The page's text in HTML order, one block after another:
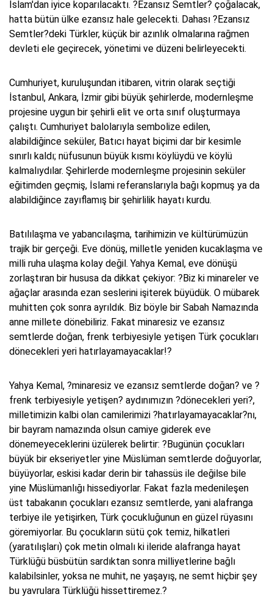
İslam'dan iyice koparılacaktı. ?Ezansız Semtler? çoğalacak,
hatta bütün ülke ezansız hale gelecekti. Dahası ?Ezansız
Semtler?deki Türkler, küçük bir azınlık olmalarına rağmen
devleti ele geçirecek, yönetimi ve düzeni belirleyecekti.
Cumhuriyet, kuruluşundan itibaren, vitrin olarak seçtiği
İstanbul, Ankara, İzmir gibi büyük şehirlerde, modernleşme
projesine uygun bir şehirli elit ve orta sınıf oluşturmaya
çalıştı. Cumhuriyet balolarıyla sembolize edilen,
alabildiğince seküler, Batıcı hayat biçimi dar bir kesimle
sınırlı kaldı; nüfusunun büyük kısmı köylüydü ve köylü
kalmalıydılar. Şehirlerde modernleşme projesinin seküler
eğitimden geçmiş, İslami referanslarıyla bağı kopmuş ya da
alabildiğince zayıflamış bir şehirlilik hayatı kurdu.
Batılılaşma ve yabancılaşma, tarihimizin ve kültürümüzün
trajik bir gerçeği. Eve dönüş, milletle yeniden kucaklaşma ve
milli ruha ulaşma kolay değil. Yahya Kemal, eve dönüşü
zorlaştıran bir hususa da dikkat çekiyor: ?Biz ki minareler ve
ağaçlar arasında ezan seslerini işiterek büyüdük. O mübarek
muhitten çok sonra ayrıldık. Biz böyle bir Sabah Namazında
anne millete dönebiliriz. Fakat minaresiz ve ezansız
semtlerde doğan, frenk terbiyesiyle yetişen Türk çocukları
dönecekleri yeri hatırlayamayacaklar!?
Yahya Kemal, ?minaresiz ve ezansız semtlerde doğan? ve ?
frenk terbiyesiyle yetişen? aydınımızın ?dönecekleri yeri?,
milletimizin kalbi olan camilerimizi ?hatırlayamayacaklar?nı,
bir bayram namazında olsun camiye giderek eve
dönemeyeceklerini üzülerek belirtir: ?Bugünün çocukları
büyük bir ekseriyetler yine Müslüman semtlerde doğuyorlar,
büyüyorlar, eskisi kadar derin bir tahassüs ile değilse bile
yine Müslümanlığı hissediyorlar. Fakat fazla medenileşen
üst tabakanın çocukları ezansız semtlerde, yani alafranga
terbiye ile yetişirken, Türk çocukluğunun en güzel rüyasını
göremiyorlar. Bu çocukların sütü çok temiz, hilkatleri
(yaratılışları) çok metin olmalı ki ileride alafranga hayat
Türklüğü büsbütün sardıktan sonra milliyetlerine bağlı
kalabilsinler, yoksa ne muhit, ne yaşayış, ne semt hiçbir şey
bu yavrulara Türklüğü hissettiremez.?